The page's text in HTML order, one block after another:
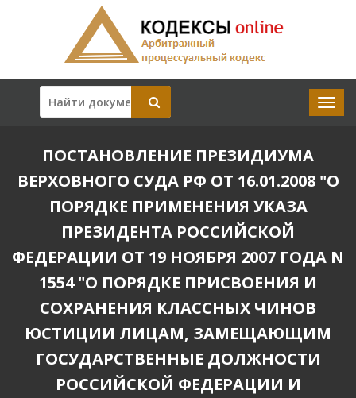
ПОСТАНОВЛЕНИЕ ПРЕЗИДИУМА
ВЕРХОВНОГО СУДА РФ ОТ 16.01.2008 "О
ПОРЯДКЕ ПРИМЕНЕНИЯ УКАЗА
ПРЕЗИДЕНТА РОССИЙСКОЙ
ФЕДЕРАЦИИ ОТ 19 НОЯБРЯ 2007 ГОДА N
1554 "О ПОРЯДКЕ ПРИСВОЕНИЯ И
СОХРАНЕНИЯ КЛАССНЫХ ЧИНОВ
ЮСТИЦИИ ЛИЦАМ, ЗАМЕЩАЮЩИМ
ГОСУДАРСТВЕННЫЕ ДОЛЖНОСТИ
РОССИЙСКОЙ ФЕДЕРАЦИИ И